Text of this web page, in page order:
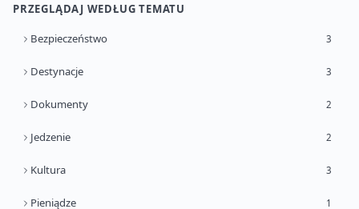
PRZEGLĄDAJ WEDŁUG TEMATU
Bezpieczeństwo 3
Destynacje 3
Dokumenty 2
Jedzenie 2
Kultura 3
Pieniądze 1